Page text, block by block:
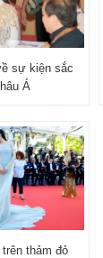
sự kiện sắc
Á
thảm đỏ